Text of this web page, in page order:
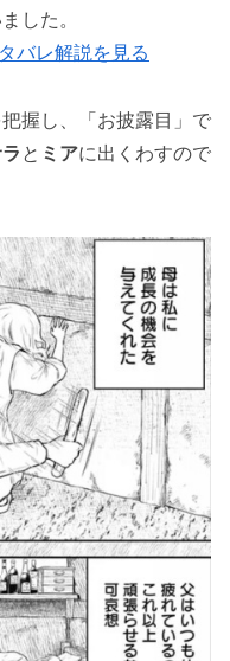
した。
バレ解説を見る
握し、「お披露目」で
と ミアに出くわすので